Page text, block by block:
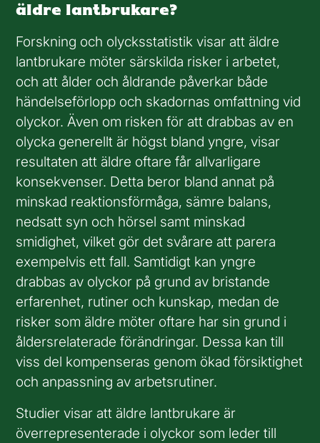
äldre lantbrukare?
Forskning och olycksstatistik visar att äldre
lantbrukare möter särskilda risker i arbetet,
och att ålder och åldrande påverkar både
händelseförlopp och skadornas omfattning vid
olyckor. Även om risken för att drabbas av en
olycka generellt är högst bland yngre, visar
resultaten att äldre oftare får allvarligare
konsekvenser. Detta beror bland annat på
minskad reaktionsförmåga, sämre balans,
nedsatt syn och hörsel samt minskad
smidighet, vilket gör det svårare att parera
exempelvis ett fall. Samtidigt kan yngre
drabbas av olyckor på grund av bristande
erfarenhet, rutiner och kunskap, medan de
risker som äldre möter oftare har sin grund i
åldersrelaterade förändringar. Dessa kan till
viss del kompenseras genom ökad försiktighet
och anpassning av arbetsrutiner.
Studier visar att äldre lantbrukare är
överrepresenterade i olyckor som leder till